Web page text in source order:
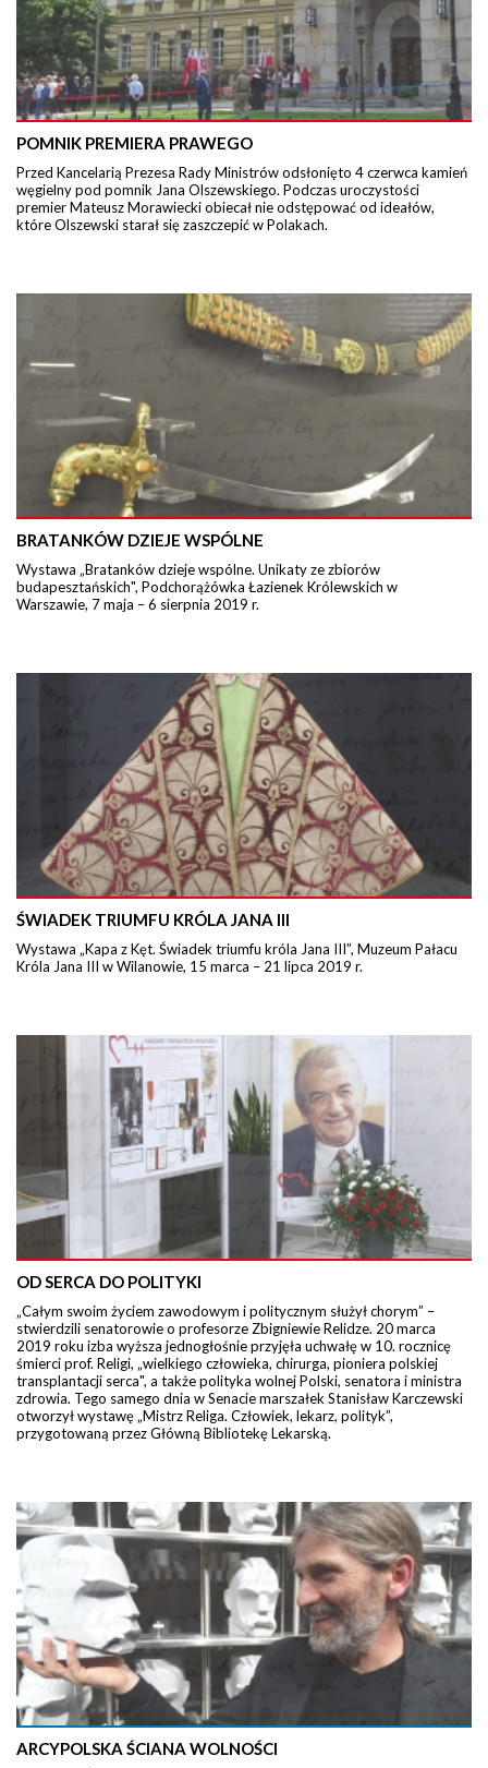
POMNIK PREMIERA PRAWEGO
Przed Kancelarią Prezesa Rady Ministrów odsłonięto 4 czerwca kamień
węgielny pod pomnik Jana Olszewskiego. Podczas uroczystości
premier Mateusz Morawiecki obiecał nie odstępować od ideałów,
które Olszewski starał się zaszczepić w Polakach.
BRATANKÓW DZIEJE WSPÓLNE
Wystawa „Bratanków dzieje wspólne. Unikaty ze zbiorów
budapesztańskich", Podchorążówka Łazienek Królewskich w
Warszawie, 7 maja – 6 sierpnia 2019 r.
ŚWIADEK TRIUMFU KRÓLA JANA III
Wystawa „Kapa z Kęt. Świadek triumfu króla Jana III”, Muzeum Pałacu
Króla Jana III w Wilanowie, 15 marca – 21 lipca 2019 r.
OD SERCA DO POLITYKI
„Całym swoim życiem zawodowym i politycznym służył chorym” –
stwierdzili senatorowie o profesorze Zbigniewie Relidze. 20 marca
2019 roku izba wyższa jednogłośnie przyjęła uchwałę w 10. rocznicę
śmierci prof. Religi, „wielkiego człowieka, chirurga, pioniera polskiej
transplantacji serca", a także polityka wolnej Polski, senatora i ministra
zdrowia. Tego samego dnia w Senacie marszałek Stanisław Karczewski
otworzył wystawę „Mistrz Religa. Człowiek, lekarz, polityk”,
przygotowaną przez Główną Bibliotekę Lekarską.
ARCYPOLSKA ŚCIANA WOLNOŚCI